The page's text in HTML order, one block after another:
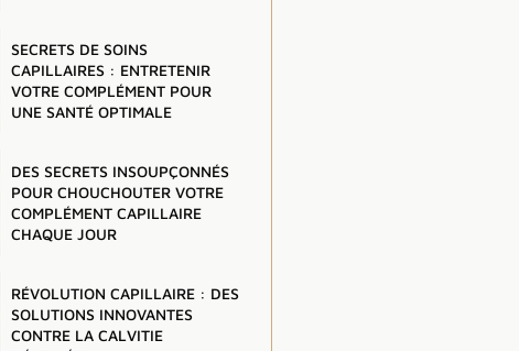
SECRETS DE SOINS
CAPILLAIRES : ENTRETENIR
VOTRE COMPLÉMENT POUR
UNE SANTÉ OPTIMALE
DES SECRETS INSOUPÇONNÉS
POUR CHOUCHOUTER VOTRE
COMPLÉMENT CAPILLAIRE
CHAQUE JOUR
RÉVOLUTION CAPILLAIRE : DES
SOLUTIONS INNOVANTES
CONTRE LA CALVITIE